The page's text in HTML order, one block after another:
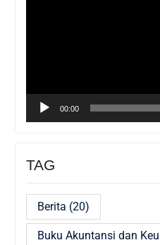
00:00
TAG
Berita (20)
Buku Akuntansi dan